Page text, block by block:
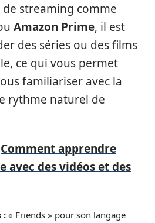
streaming comme
Amazon Prime, il est
des séries ou des films
ce qui vous permet
familiariser avec la
rythme naturel de
Comment apprendre
avec des vidéos et des
: « Friends » pour son langage